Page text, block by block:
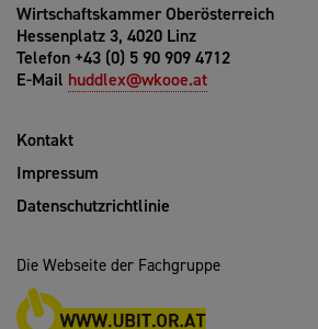
Wirtschaftskammer Oberösterreich
Hessenplatz 3, 4020 Linz
Telefon +43 (0) 5 90 909 4712
E-Mail huddlex@wkooe.at
Kontakt
Impressum
Datenschutzrichtlinie
Die Webseite der Fachgruppe